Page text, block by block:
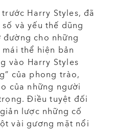
Harry Styles, đã
và yếu thế dũng
cho những
thể hiện bản
vào Harry Styles
của phong trào,
của những người
Điều tuyệt đối
lược những cố
vài gương mặt nổi